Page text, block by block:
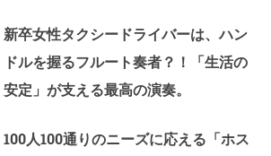
新卒女性タクシードライバーは、ハン
ドルを握るフルート奏者？！「生活の
安定」が支える最高の演奏。
100人100通りのニーズに応える「ホス